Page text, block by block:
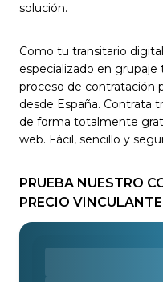
solución.
Como tu transitario
especializado en
proceso de contratación
desde España. Contrata
de forma totalmente
web. Fácil, sencillo y
PRUEBA NUESTRO
PRECIO